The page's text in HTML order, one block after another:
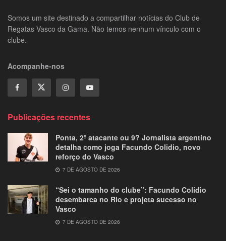
Somos um site destinado a compartilhar notícias do Club de
Regatas Vasco da Gama. Não temos nenhum vínculo com o
clube.
Acompanhe-nos
Publicações recentes
Ponta, 2º atacante ou 9? Jornalista argentino
detalha como joga Facundo Colidio, novo
reforço do Vasco
7 DE AGOSTO DE 2026
“Sei o tamanho do clube”: Facundo Colidio
desembarca no Rio e projeta sucesso no
Vasco
7 DE AGOSTO DE 2026